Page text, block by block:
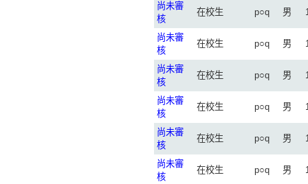
尚未審
核
在校生 p○q 男
尚未審
核
在校生 p○q 男
尚未審
核
在校生 p○q 男
尚未審
核
在校生 p○q 男
尚未審
核
在校生 p○q 男
尚未審
核
在校生 p○q 男